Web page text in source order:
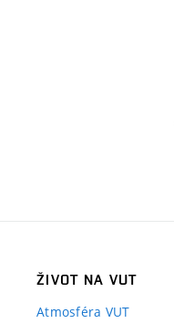
ŽIVOT NA VUT
Atmosféra VUT